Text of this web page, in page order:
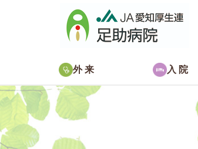
外来 入院